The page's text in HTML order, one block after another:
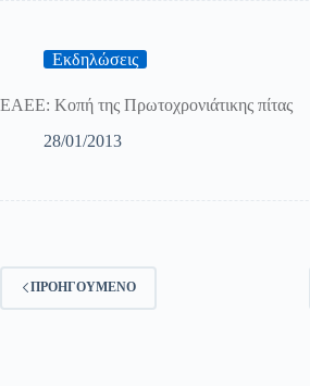
Εκδηλώσεις
ΕΑΕΕ: Κοπή της Πρωτοχρονιάτικης πίτας
28/01/2013
ΠΡΟΗΓΟΎΜΕΝΟ